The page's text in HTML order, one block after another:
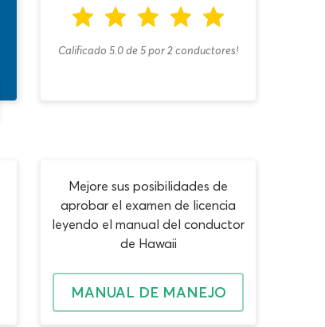
Calificado 5.0de5 por2conductores!
Mejore sus posibilidades de
aprobar el examen de licencia
leyendo el manual del conductor
de Hawaii
MANUAL DE MANEJO